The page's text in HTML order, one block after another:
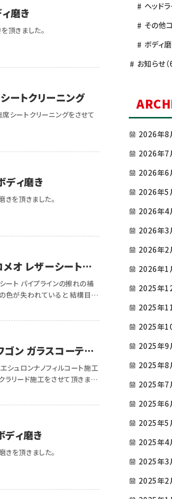
磨き
磨きを頂きました。
ートクリーニング
シートクリーニングをさせて
ディ磨き
磨きを頂きました。
オ レザーシートリ
ート パイプラインの擦れの補
色が失われていると 結構目立
ゴン ガラスコーティ
シュロンナノフィルコート施工
ラリード施工をさせて頂きまし
ディ磨き
磨きを頂きました。
ヘッド
その他
ボディ
お知らせ
2026年8
2026年7
2026年6
2026年5
2026年4
2026年3
2026年2
2026年1
2025年
2025年
2025年
2025年9
2025年8
2025年7
2025年6
2025年5
2025年4
2025年3
2025年2